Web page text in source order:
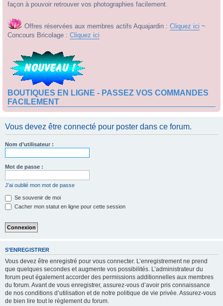
façon à pouvoir retrouver vos photographies facilement.
Offres réservées aux membres actifs Aquajardin : Cliquez ici ~
Concours Bricolage : Cliquez ici
BOUTIQUES EN LIGNE - PASSEZ VOS COMMANDES
FACILEMENT
Vous devez être connecté pour poster dans ce forum.
Nom d’utilisateur :
Mot de passe :
J’ai oublié mon mot de passe
Se souvenir de moi
Cacher mon statut en ligne pour cette session
S’ENREGISTRER
Vous devez être enregistré pour vous connecter. L’enregistrement ne prend
que quelques secondes et augmente vos possibilités. L’administrateur du
forum peut également accorder des permissions additionnelles aux membres
du forum. Avant de vous enregistrer, assurez-vous d’avoir pris connaissance
de nos conditions d’utilisation et de notre politique de vie privée. Assurez-vous
de bien lire tout le règlement du forum.